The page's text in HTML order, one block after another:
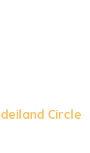
Circle